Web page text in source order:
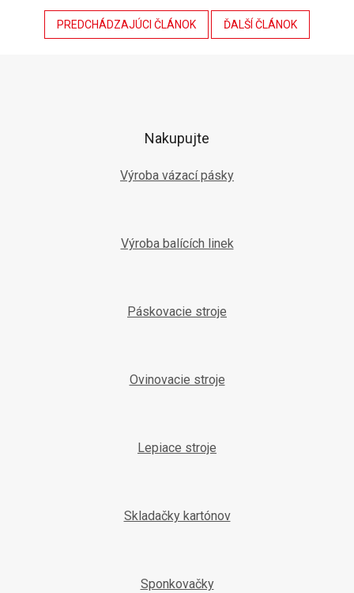
PREDCHÁDZAJÚCI ČLÁNOK ĎALŠÍ ČLÁNOK
Nakupujte
Výroba vázací pásky
Výroba balících linek
Páskovacie stroje
Ovinovacie stroje
Lepiace stroje
Skladačky kartónov
Sponkovačky